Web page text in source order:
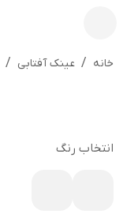
خانه / عینک آفتابی /
انتخاب رنگ